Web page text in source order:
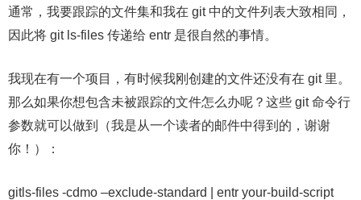
通常，我要跟踪的文件集和我在 git 中的文件列表大致相同，
因此将 git ls-files 传递给 entr 是很自然的事情。
我现在有一个项目，有时候我刚创建的文件还没有在 git 里。
那么如果你想包含未被跟踪的文件怎么办呢？这些 git 命令行
参数就可以做到（我是从一个读者的邮件中得到的，谢谢
你！）：
gitls-files -cdmo –exclude-standard | entr your-build-script